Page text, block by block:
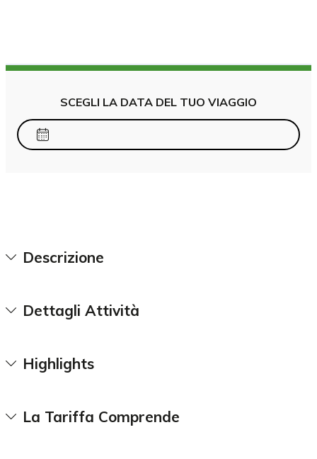
SCEGLI LA DATA DEL TUO VIAGGIO
Descrizione
Dettagli Attività
Highlights
La Tariffa Comprende